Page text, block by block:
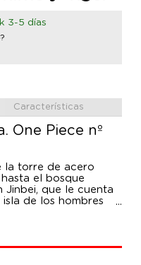
3-5 días
Características
One Piece nº
la torre de acero
el bosque
Jinbei, que le cuenta
de los hombres
que buscan el